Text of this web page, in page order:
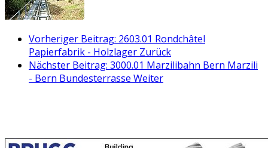
Vorheriger Beitrag: 2603.01 Rondchâtel
Papierfabrik - Holzlager Zurück
Nächster Beitrag: 3000.01 Marzilibahn Bern Marzili
- Bern Bundesterrasse Weiter